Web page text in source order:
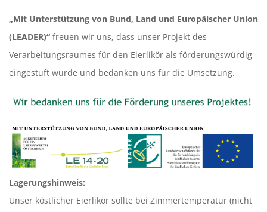
„Mit Unterstützung von Bund, Land und Europäischer Union
(LEADER)“ freuen wir uns, dass unser Projekt des
Verarbeitungsraumes für den Eierlikör als förderungswürdig
eingestuft wurde und bedanken uns für die Umsetzung.
Lagerungshinweis:
Unser köstlicher Eierlikör sollte bei Zimmertemperatur (nicht